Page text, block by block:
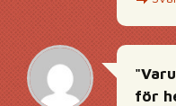
för